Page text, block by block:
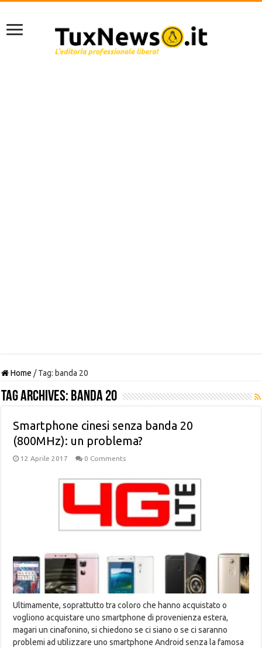
Home / Tag: banda 20
Tag Archives: banda 20
Smartphone cinesi senza banda 20
(800MHz): un problema?
12 Aprile 2017 0 Comments
Ultimamente, soprattutto tra coloro che hanno acquistato o
vogliono acquistare uno smartphone di provenienza estera,
magari un cinafonino, si chiedono se ci siano o se ci saranno
problemi ad utilizzare uno smartphone Android senza la famosa